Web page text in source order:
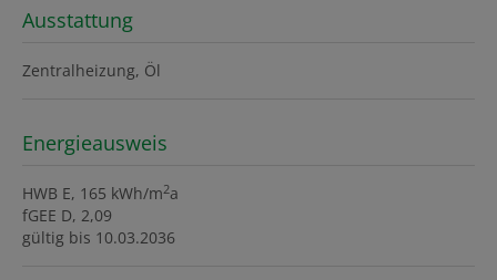
Ausstattung
Zentralheizung Öl
Energieausweis
HWB E, 165 kWh/m2a
fGEE D, 2,09
gültig bis 10.03.2036